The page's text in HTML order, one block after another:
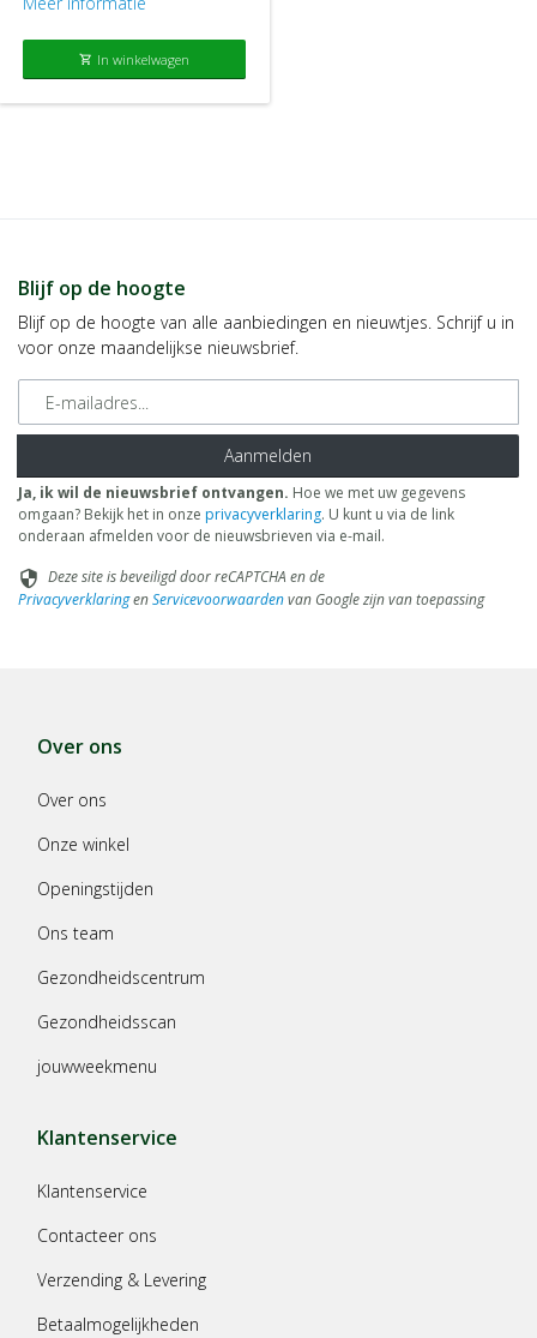
shopping_cart In winkelwagen
Blijf op de hoogte
Blijf op de hoogte van alle aanbiedingen en nieuwtjes. Schrijf u in
voor onze maandelijkse nieuwsbrief.
E-mailadres
Aanmelden
Ja, ik wil de nieuwsbrief ontvangen. Hoe we met uw gegevens
omgaan? Bekijk het in onze privacyverklaring. U kunt u via de link
onderaan afmelden voor de nieuwsbrieven via e-mail.
security Deze site is beveiligd door reCAPTCHA en de
PrivacyverklaringenServicevoorwaardenvan Google zijn van toepassing
Over ons
Over ons
Onze winkel
Openingstijden
Ons team
Gezondheidscentrum
Gezondheidsscan
jouwweekmenu
Klantenservice
Klantenservice
Contacteer ons
Verzending & Levering
Betaalmogelijkheden